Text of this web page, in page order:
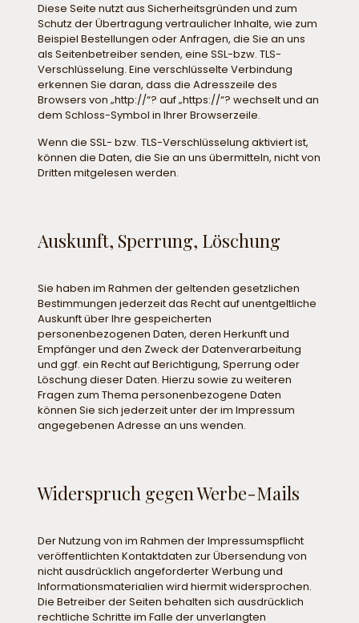
Diese Seite nutzt aus Sicherheitsgründen und zum
Schutz der Übertragung vertraulicher Inhalte, wie zum
Beispiel Bestellungen oder Anfragen, die Sie an uns
als Seitenbetreiber senden, eine SSL-bzw. TLS-
Verschlüsselung. Eine verschlüsselte Verbindung
erkennen Sie daran, dass die Adresszeile des
Browsers von „http://“? auf „https://“? wechselt und an
dem Schloss-Symbol in Ihrer Browserzeile.
Wenn die SSL- bzw. TLS-Verschlüsselung aktiviert ist,
können die Daten, die Sie an uns übermitteln, nicht von
Dritten mitgelesen werden.
Auskunft, Sperrung, Löschung
Sie haben im Rahmen der geltenden gesetzlichen
Bestimmungen jederzeit das Recht auf unentgeltliche
Auskunft über Ihre gespeicherten
personenbezogenen Daten, deren Herkunft und
Empfänger und den Zweck der Datenverarbeitung
und ggf. ein Recht auf Berichtigung, Sperrung oder
Löschung dieser Daten. Hierzu sowie zu weiteren
Fragen zum Thema personenbezogene Daten
können Sie sich jederzeit unter der im Impressum
angegebenen Adresse an uns wenden.
Widerspruch gegen Werbe-Mails
Der Nutzung von im Rahmen der Impressumspflicht
veröffentlichten Kontaktdaten zur Übersendung von
nicht ausdrücklich angeforderter Werbung und
Informationsmaterialien wird hiermit widersprochen.
Die Betreiber der Seiten behalten sich ausdrücklich
rechtliche Schritte im Falle der unverlangten